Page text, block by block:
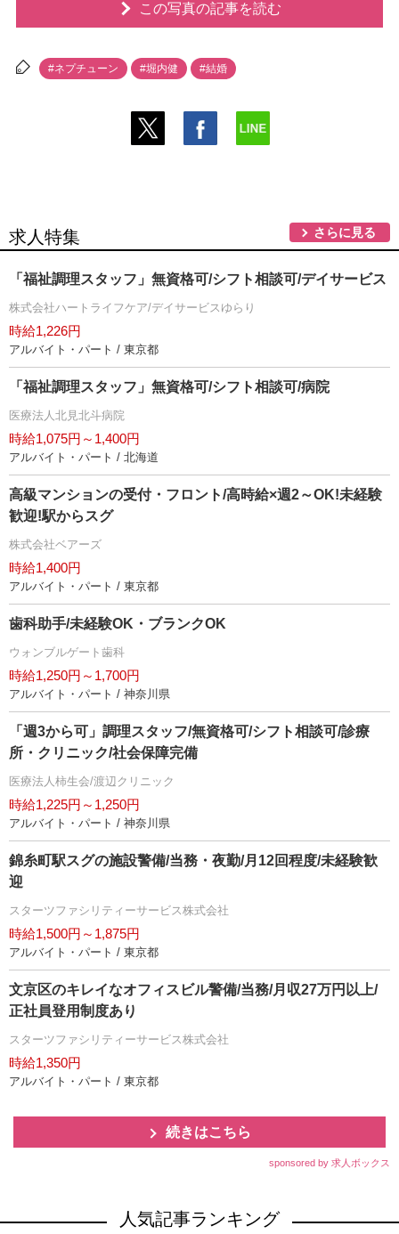
この写真の記事を読む
#ネプチューン #堀内健 #結婚
求人特集 さらに見る
「福祉調理スタッフ」無資格可/シフト相談可/デイサービス
株式会社ハートライフケア/デイサービスゆらり
時給1,226円
アルバイト・パート / 東京都
「福祉調理スタッフ」無資格可/シフト相談可/病院
医療法人北見北斗病院
時給1,075円～1,400円
アルバイト・パート / 北海道
高級マンションの受付・フロント/高時給×週2～OK!未経験
歓迎!駅からスグ
株式会社ベアーズ
時給1,400円
アルバイト・パート / 東京都
歯科助手/未経験OK・ブランクOK
ウォンブルゲート歯科
時給1,250円～1,700円
アルバイト・パート / 神奈川県
「週3から可」調理スタッフ/無資格可/シフト相談可/診療
所・クリニック/社会保障完備
医療法人柿生会/渡辺クリニック
時給1,225円～1,250円
アルバイト・パート / 神奈川県
錦糸町駅スグの施設警備/当務・夜勤/月12回程度/未経験歓
迎
スターツファシリティーサービス株式会社
時給1,500円～1,875円
アルバイト・パート / 東京都
文京区のキレイなオフィスビル警備/当務/月収27万円以上/
正社員登用制度あり
スターツファシリティーサービス株式会社
時給1,350円
アルバイト・パート / 東京都
続きはこちら
sponsored by 求人ボックス
人気記事ランキング